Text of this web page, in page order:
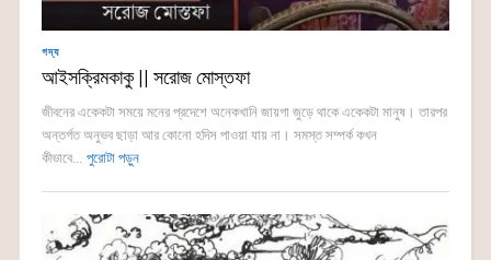
গদ্য
আইসক্রিমকাকু || সরোজ মোস্তফা
জীবনের একেকটা সময়ে মনের প্রদেশে অনেকখানি জায়গা জুড়ে থাকে একেকটা মানুষ। তারপর
অন্তর্গত অনুভব ছাড়া আর কোনো হদিস পাওয়া যায় না। সমস্ত সম্পর্ক কখন
কীভাবে... পুরোটা পড়ুন